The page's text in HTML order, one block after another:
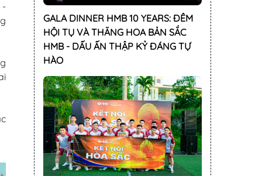
-
GALA DINNER HMB 10 YEARS: ĐÊM
HỘI TỤ VÀ THĂNG HOA BẢN SẮC
HMB - DẤU ẤN THẬP KỶ ĐÁNG TỰ
HÀO